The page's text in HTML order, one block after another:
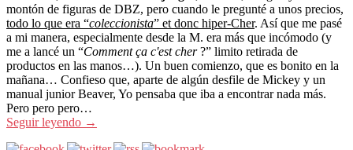
montón de figuras de DBZ, pero cuando le pregunté a unos precios,
todo lo que era “coleccionista” et donc hiper-Cher. Así que me pasé
a mi manera, especialmente desde la M. era más que incómodo (y
me a lancé un “Comment ça c'est cher?” limito retirada de
productos en las manos…). Un buen comienzo, que es bonito en la
mañana… Confieso que, aparte de algún desfile de Mickey y un
manual junior Beaver, Yo pensaba que iba a encontrar nada más.
Pero pero pero…
Seguir leyendo →